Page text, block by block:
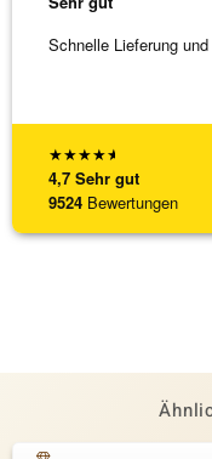
★★★★★
4,7 Sehr gut
9524 Bewertungen
Schnelle Lieferung